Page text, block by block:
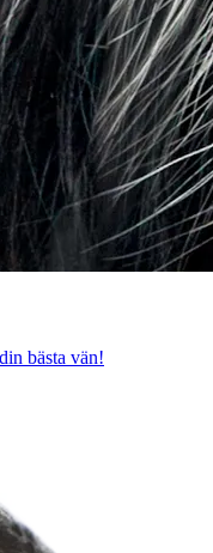
bästa vän!